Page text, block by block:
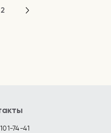
2
74-41